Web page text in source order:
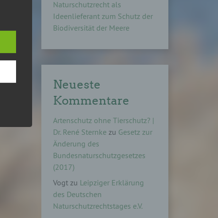
Naturschutzrecht als
Ideenlieferant zum Schutz der
Biodiversität der Meere
Neueste
Kommentare
Artenschutz ohne Tierschutz? |
Dr. René Sternke zu Gesetz zur
Änderung des
Bundesnaturschutzgesetzes
(2017)
Vogtzu Leipziger Erklärung
des Deutschen
Naturschutzrechtstages e.V.
das